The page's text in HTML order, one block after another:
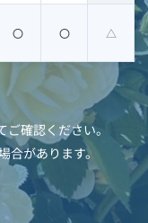
〇 〇 △
確認ください。
があります。